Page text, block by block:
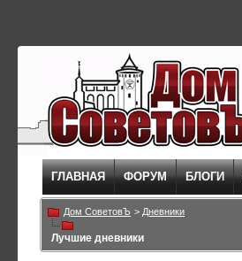
ГЛАВНАЯ ФОРУМ БЛОГИ
Дом СоветовЪ > Дневники
Лучшие дневники